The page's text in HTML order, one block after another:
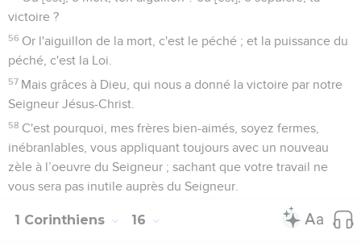
victoire ?
56 Or l'aiguillon de la mort, c'est le péché ; et la puissance du
péché, c'est la Loi.
57 Mais grâces à Dieu, qui nous a donné la victoire par notre
Seigneur Jésus-Christ.
58 C'est pourquoi, mes frères bien-aimés, soyez fermes,
inébranlables, vous appliquant toujours avec un nouveau
zèle à l’oeuvre du Seigneur ; sachant que votre travail ne
vous sera pas inutile auprès du Seigneur.
1 Corinthiens 16